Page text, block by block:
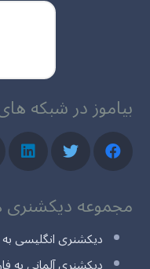
بیاموز در شبکه
مجموعه
دیکشنری انگلیسی